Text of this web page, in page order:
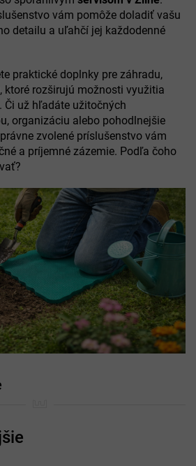
vám pomôže doladiť vašu
detailu a uľahčí jej každodenné
praktické doplnky pre záhradu,
ktoré rozširujú možnosti využitia
Či už hľadáte užitočných
organizáciu alebo pohodlnejšie
zvolené príslušenstvo vám
a príjemné zázemie. Podľa čoho